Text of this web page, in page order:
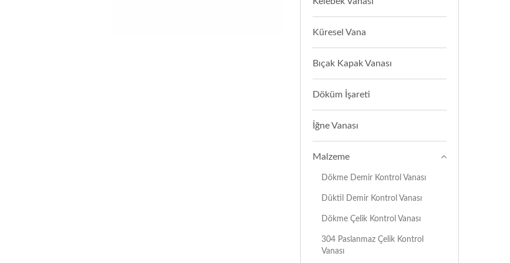
Küresel Vana
Bıçak Kapak Vanası
Döküm İşareti
İğne Vanası
Malzeme
Dökme Demir Kontrol Vanası
Düktil Demir Kontrol Vanası
Dökme Çelik Kontrol Vanası
304 Paslanmaz Çelik Kontrol
Vanası